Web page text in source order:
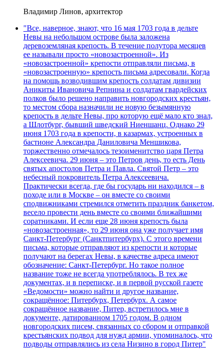
Владимир Линов, архитектор
"Все, наверное, знают, что 16 мая 1703 года в дельте
Невы на небольшом острове была заложена
деревоземляная крепость. В течение полутора месяцев
ее называли просто «новозастроенной». Из
«новозастроенной» крепости отправляли письма, в
«новозастроенную» крепость письма адресовали. Когда
на помощь возводившим крепость солдатам дивизии
Аникиты Ивановича Репнина и солдатам гвардейских
полков было решено направить новгородских крестьян,
то местом сбора назначили не новую безымянную
крепость в дельте Невы, про которую ещё мало кто знал,
а Шлотбург, бывший шведский Ниеншанц. Однако 29
июня 1703 года в крепости, в казармах, устроенных в
бастионе Александра Даниловича Меншикова,
торжественно отмечалось тезоименитство царя Петра
Алексеевича. 29 июня – это Петров день, то есть День
святых апостолов Петра и Павла. Святой Петр – это
небесный покровитель Петра Алексеевича.
Практически всегда, где бы государь ни находился – в
походе или в Москве – он вместе со своими
сподвижниками стремился отметить праздник банкетом,
весело провести день вместе со своими ближайшими
соратниками. И если еще 28 июня крепость была
«новозастроенная», то 29 июня она уже получает имя
Санкт-Петербург (Санктпитербурх). С этого времени
письма, которые отправляют из крепости и которые
получают на берегах Невы, в качестве адреса имеют
обозначение: Санкт-Петербург. Но такое полное
название тоже не всегда употреблялось. В тех же
документах, и в переписке, и в первой русской газете
«Ведомости» можно найти и другое название,
сокращённое: Питербурх, Петербурх. А самое
сокращённое название, Питер, встретилось мне в
документе, датированном 1705 годом. В одном
новгородских писем, связанных со сбором и отправкой
крестьянских подвод для нужд армии, упоминалось, что
подводы отправлялись из села Низино в город Питер"